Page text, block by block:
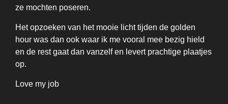
ze mochten poseren.
Het opzoeken van het mooie licht tijden de golden
hour was dan ook waar ik me vooral mee bezig hield
en de rest gaat dan vanzelf en levert prachtige plaatjes
op.
Love my job